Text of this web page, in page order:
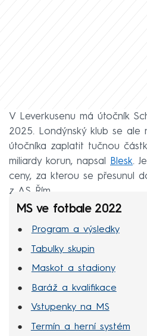
V Leverkusenu má útočník
2025. Londýnský klub se ale
útočníka zaplatit tučnou
miliardy korun, napsal
Blesk.
ceny, za kterou se přesunul
z AS Řím.
MS ve fotbale 2022
Program a výsledky
Tabulky skupin
Maskot a stadiony
Baráž a kvalifikace
Vstupenky na MS
Termín a herní systém